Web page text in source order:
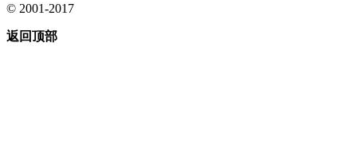
© 2001-2017
返回顶部